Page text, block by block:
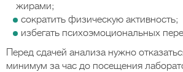
жирами;
сократить физическую активность;
избегать психоэмоциональных
Перед сдачей анализа нужно
минимум за час до посещения